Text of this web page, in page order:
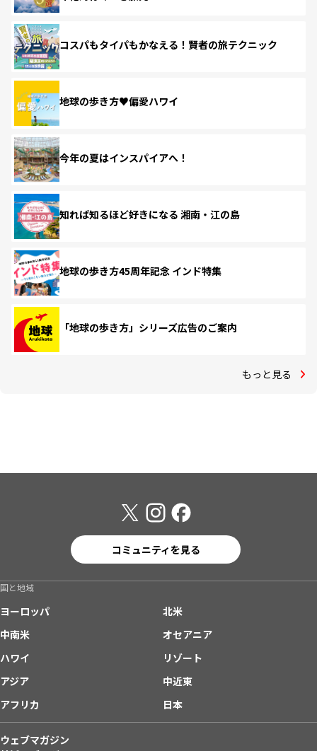
コスパもタイパもかなえる！賢者の旅テクニック
地球の歩き方♥偏愛ハワイ
今年の夏はインスパイアへ！
知れば知るほど好きになる 湘南・江の島
地球の歩き方45周年記念 インド特集
「地球の歩き方」シリーズ広告のご案内
もっと見る
コミュニティを見る
国と地域
ヨーロッパ
北米
中南米
オセアニア
ハワイ
リゾート
アジア
中近東
アフリカ
日本
ウェブマガジン